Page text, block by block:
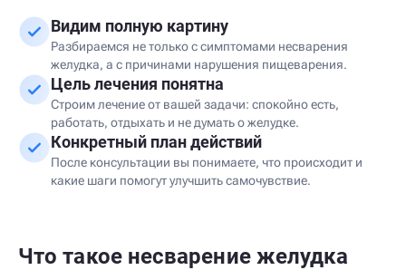
Видим полную картину
Разбираемся не только с симптомами несварения
желудка, а с причинами нарушения пищеварения.
Цель лечения понятна
Строим лечение от вашей задачи: спокойно есть,
работать, отдыхать и не думать о желудке.
Конкретный план действий
После консультации вы понимаете, что происходит и
какие шаги помогут улучшить самочувствие.
Что такое несварение желудка